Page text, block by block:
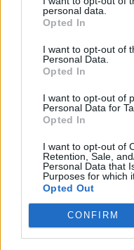
personal data.
Opted In
I want to opt-out of
Personal Data.
Opted In
I want to opt-out of
Personal Data for
Opted In
I want to opt-out of
Retention, Sale,
Personal Data that
Purposes for which
Opted Out
CONFIRM
Πρώτη επαφή στην
Twingo E-Tech
ΓΙΆΝΝΗΣ ΤΣΙΓΚΡΉΣ 14.7.2026